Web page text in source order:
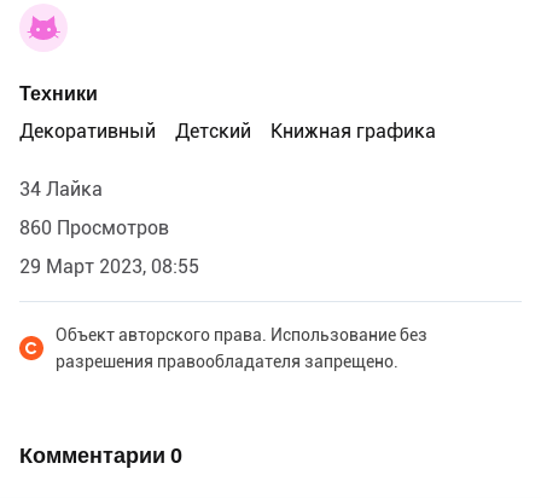
Техники
Декоративный
Детский Книжная графика
34 Лайка
860 Просмотров
29 Март 2023, 08:55
Объект авторского права. Использование без
разрешения правообладателя запрещено.
Комментарии 0